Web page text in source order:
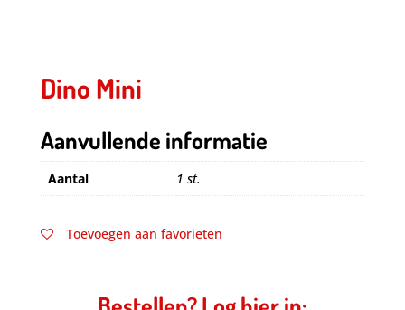
Dino Mini
Aanvullende informatie
Aantal 1 st.
Toevoegen aan favorieten